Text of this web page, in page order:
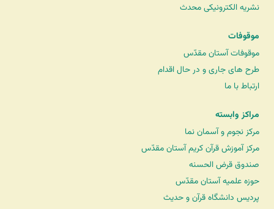
نشریه الکترونیکی محدث
موقوفات
موقوفات آستان مقدّس
طرح های جاری و در حال اقدام
ارتباط با ما
مراکز وابسته
مرکز نجوم و آسمان نما
مرکز آموزش قرآن کریم آستان مقدّس
صندوق قرض الحسنه
حوزه علمیه آستان مقدّس
پردیس دانشگاه قرآن و حدیث